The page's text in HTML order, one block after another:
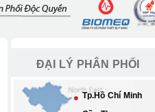
ĐẠI LÝ PHÂN PHỐI
Tp.Hồ Chí Minh